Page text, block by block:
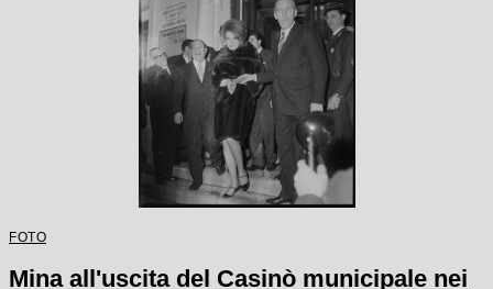
FOTO
Mina all'uscita del Casinò municipale nei